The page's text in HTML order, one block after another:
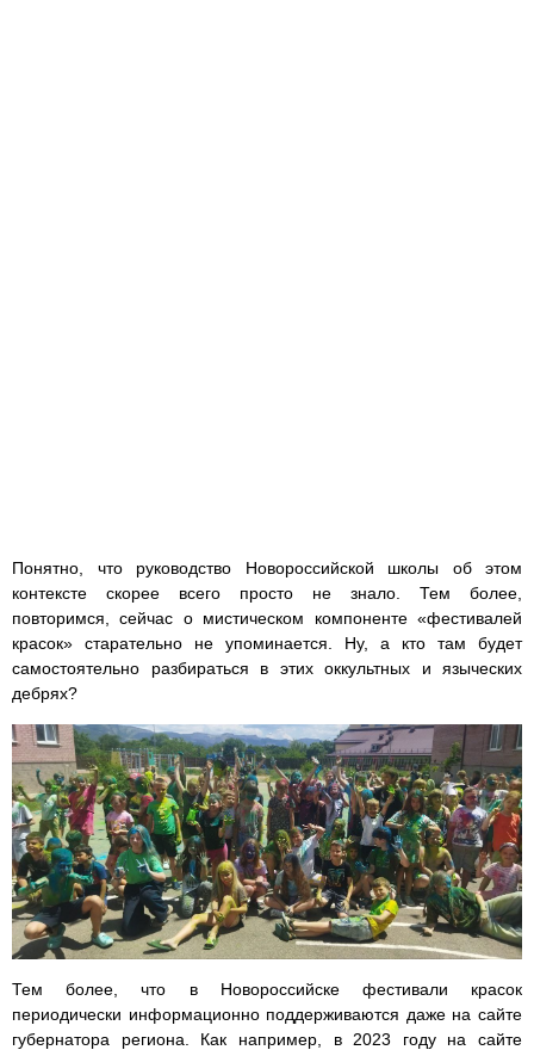
Понятно, что руководство Новороссийской школы об этом
контексте скорее всего просто не знало. Тем более,
повторимся, сейчас о мистическом компоненте «фестивалей
красок» старательно не упоминается. Ну, а кто там будет
самостоятельно разбираться в этих оккультных и языческих
дебрях?
Тем более, что в Новороссийске фестивали красок
периодически информационно поддерживаются даже на сайте
губернатора региона. Как например, в 2023 году на сайте